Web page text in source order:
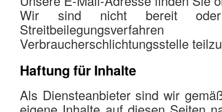
Wir sind nicht bereit
Verbraucherschlichtungsstelle
Haftung für Inhalte
Als Diensteanbieter sind wir